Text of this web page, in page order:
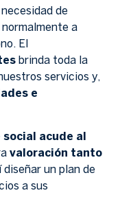
de
normalmente a
El
brinda toda la
servicios y,
e
acude al
valoración tanto
diseñar un plan de
a sus